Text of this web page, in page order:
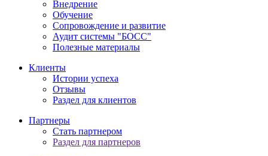
Внедрение
Обучение
Сопровождение и развитие
Аудит системы "БОСС"
Полезные материалы
Клиенты
Истории успеха
Отзывы
Раздел для клиентов
Партнеры
Стать партнером
Раздел для партнеров